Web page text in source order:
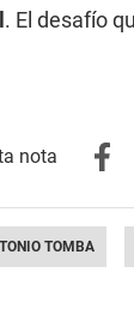
. El desafío
TOMBA